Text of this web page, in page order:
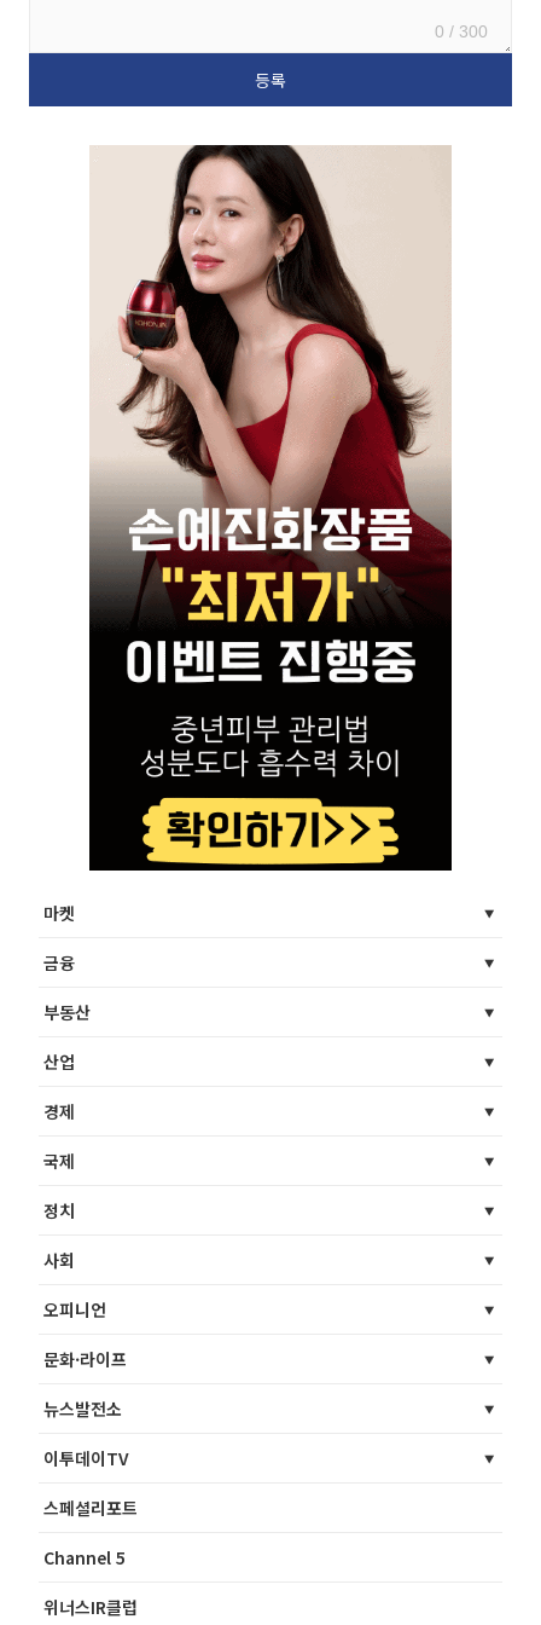
0 / 300
마켓
금융
부동산
산업
경제
국제
정치
사회
오피니언
문화·라이프
뉴스발전소
이투데이TV
스페셜리포트
Channel 5
위너스IR클럽